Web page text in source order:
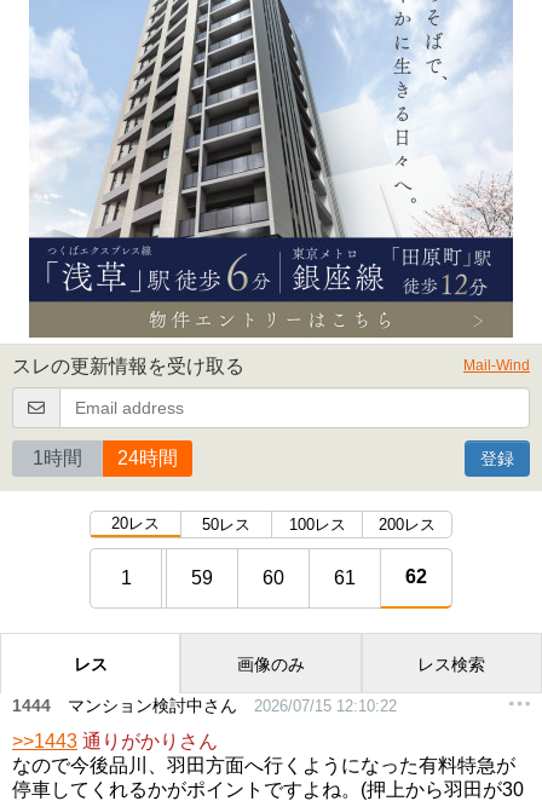
スレの更新情報を受け取る Mail-Wind
1時間 24時間 登録
20レス 50レス 100レス 200レス
1 59 60 61 62
レス 画像のみ レス検索
1444 マンション検討中さん 2026/07/15 12:10:22
>>1443 通りがかりさん
なので今後品川、羽田方面へ行くようになった有料特急が
停車してくれるかがポイントですよね。(押上から羽田が30